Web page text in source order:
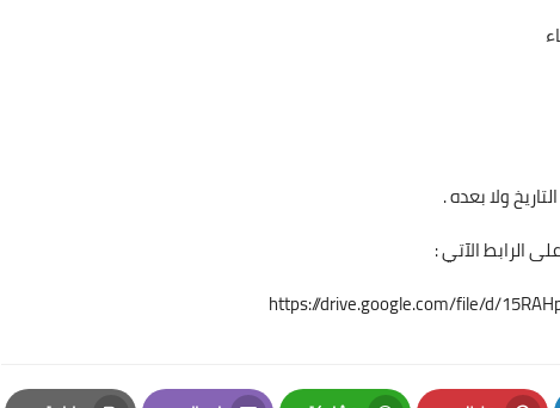
ولا بعده .
الرابط الآتي :
https://drive.google.com/file/d/